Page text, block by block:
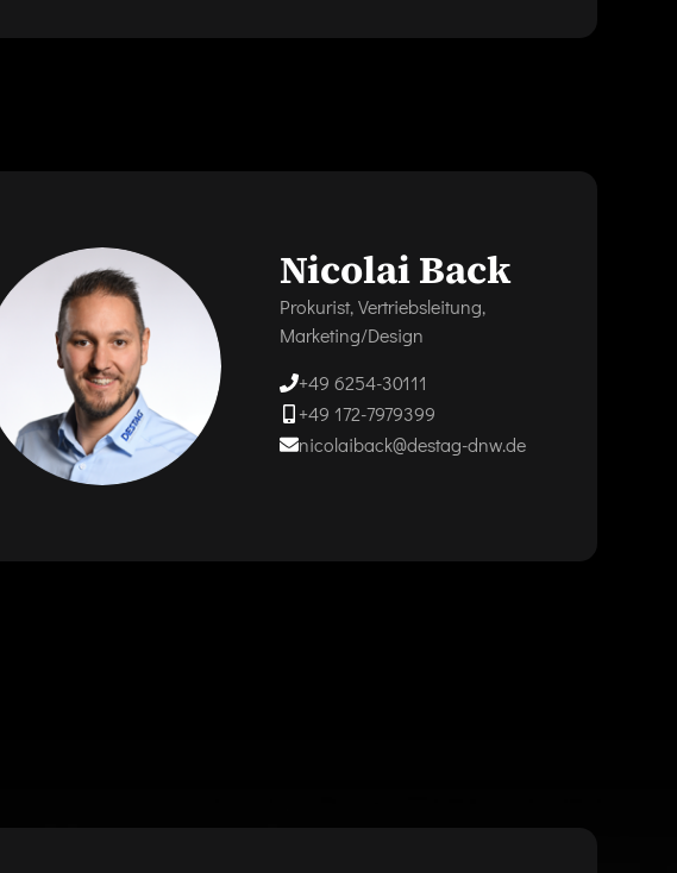
Nicolai Back
Prokurist, Vertriebsleitung,
Marketing/Design
+49 6254-30111
+49 172-7979399
nicolaiback@destag-dnw.de